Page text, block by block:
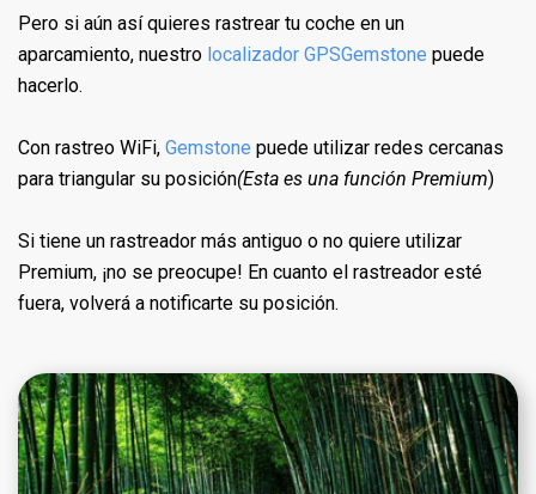
Pero si aún así quieres rastrear tu coche en un
aparcamiento, nuestro localizador GPSGemstone puede
hacerlo.
Con rastreo WiFi, Gemstone puede utilizar redes cercanas
para triangular su posición(Esta es una función Premium)
Si tiene un rastreador más antiguo o no quiere utilizar
Premium, ¡no se preocupe! En cuanto el rastreador esté
fuera, volverá a notificarte su posición.